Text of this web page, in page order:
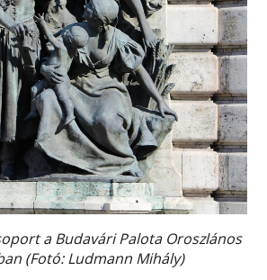
a Budavári Palota Oroszlános
(Fotó: Ludmann Mihály)